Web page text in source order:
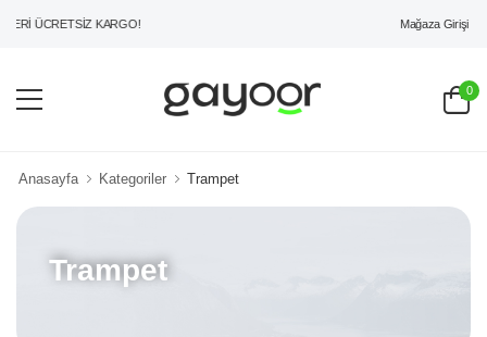
ÜCRETSİZ KARGO! Mağaza Girişi
0
Anasayfa Kategoriler Trampet
Trampet